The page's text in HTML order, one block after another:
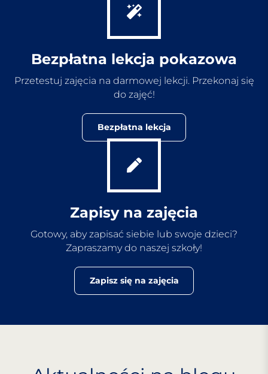
Bezpłatna lekcja pokazowa
Przetestuj zajęcia na darmowej lekcji. Przekonaj się
do zajęć!
Bezpłatna lekcja
Zapisy na zajęcia
Gotowy, aby zapisać siebie lub swoje dzieci?
Zapraszamy do naszej szkoły!
Zapisz się na zajęcia